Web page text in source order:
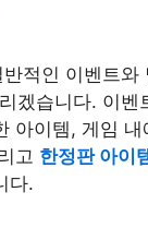
적인 이벤트와
겠습니다. 이벤
아이템, 게임 내
고 한정판 아이
다.